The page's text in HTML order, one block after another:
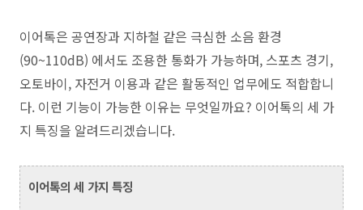
이어톡은 공연장과 지하철 같은 극심한 소음 환경
(90~110dB) 에서도 조용한 통화가 가능하며, 스포츠 경기,
오토바이, 자전거 이용과 같은 활동적인 업무에도 적합합니
다. 이런 기능이 가능한 이유는 무엇일까요? 이어톡의 세 가
지 특징을 알려드리겠습니다.
이어톡의 세 가지 특징